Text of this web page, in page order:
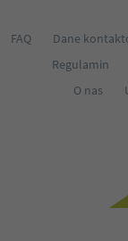
FAQ Dane
Regulamin
O nas